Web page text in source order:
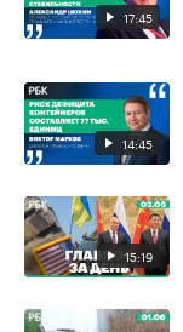
17:45
14:45
15:19